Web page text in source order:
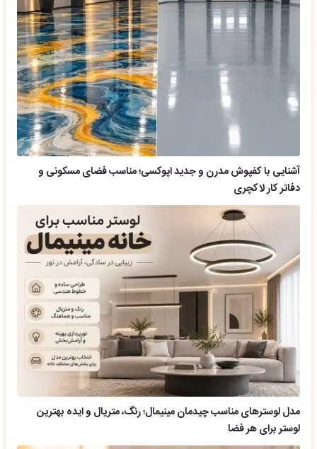
آشنایی با کفپوش مدرن و جدید اپوکسی؛ مناسب فضای مسکونی و
دفاتر کار لاکچری
مدل لوسترهای مناسب چیدمان مینیمال؛ رنگ، متریال و ایده بهترین
لوستر برای هر فضا